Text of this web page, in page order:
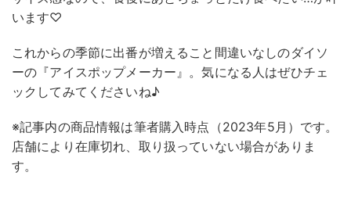
います♡
これからの季節に出番が増えること間違いなしのダイソ
ーの『アイスポップメーカー』。気になる人はぜひチェ
ックしてみてくださいね♪
※記事内の商品情報は筆者購入時点（2023年5月）です。
店舗により在庫切れ、取り扱っていない場合がありま
す。